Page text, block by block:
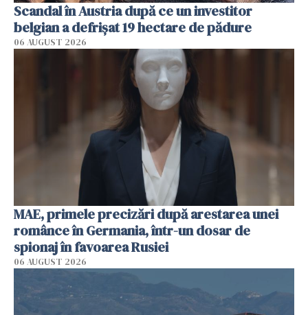
Scandal în Austria după ce un investitor
belgian a defrișat 19 hectare de pădure
06 AUGUST 2026
MAE, primele precizări după arestarea unei
românce în Germania, într-un dosar de
spionaj în favoarea Rusiei
06 AUGUST 2026